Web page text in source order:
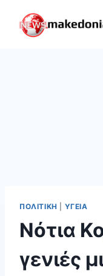
content
ΠΟΛΙΤΙΚΉ ΥΓΕΊΑ
Νότια
γενιές